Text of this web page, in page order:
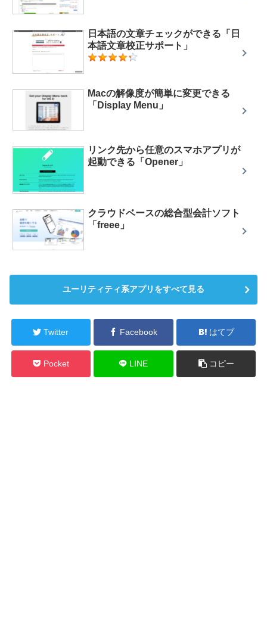
日本語の文章チェックができる「日
本語文章校正サポート」
Macの解像度が簡単に変更できる
「Display Menu」
リンク先から任意のスマホアプリが
起動できる「Opener」
クラウドベースの総合型会計ソフト
「freee」
ユーリティティ系アプリをすべて見る
Twitter Facebook はてブ
Pocket LINE コピー